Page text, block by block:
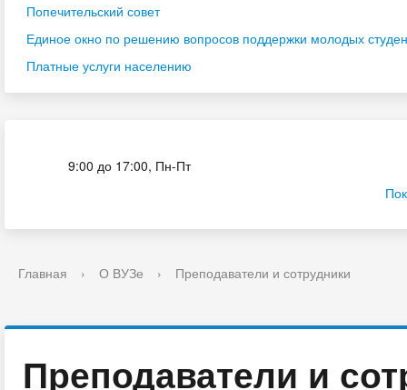
Попечительский совет
Единое окно по решению вопросов поддержки молодых
Платные услуги населению
9:00 до 17:00, Пн-Пт
Главная › О ВУЗе › Преподаватели и сотрудники
Преподаватели и